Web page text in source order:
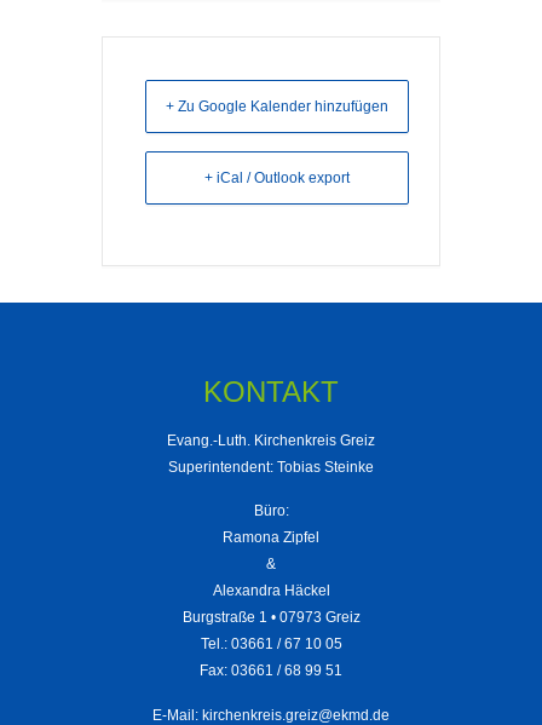
+ Zu Google Kalender hinzufügen
+ iCal / Outlook export
KONTAKT
Evang.-Luth. Kirchenkreis Greiz
Superintendent: Tobias Steinke
Büro:
Ramona Zipfel
&
Alexandra Häckel
Burgstraße 1 • 07973 Greiz
Tel.: 03661 / 67 10 05
Fax: 03661 / 68 99 51
E-Mail: kirchenkreis.greiz@ekmd.de